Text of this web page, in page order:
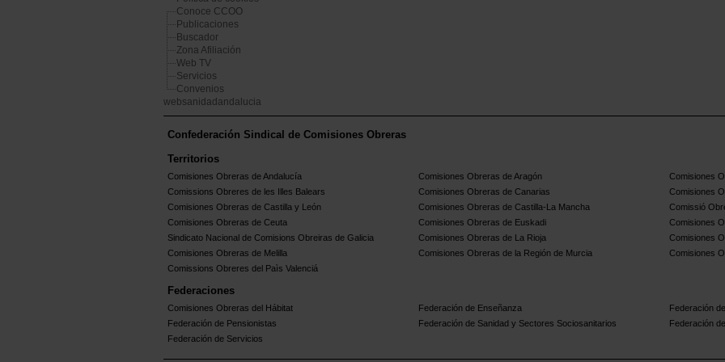
Conoce CCOO
Publicaciones
Buscador
Zona Afiliación
Web TV
Servicios
Convenios
websanidadandalucia
Confederación Sindical de Comisiones Obreras
Territorios
Comisiones Obreras de Andalucía Comisiones Obreras de Aragón
Comisiones
Comissions Obreres de les Illes Balears
Comisiones Obreras de Canarias
Comisiones
Comisiones Obreras de Castilla y León
Comisiones Obreras de Castilla-La Mancha
Comissió
Comisiones Obreras de Ceuta
Comisiones Obreras de Euskadi
Comisiones
Sindicato Nacional de Comisions Obreiras de Galicia
Comisiones Obreras de La Rioja
Comisiones
Comisiones Obreras de Melilla
Comisiones Obreras de la Región de Murcia
Comisiones
Comissions Obreres del Paìs Valenciá
Federaciones
Comisiones Obreras del Hábitat Federación de Enseñanza
Federación
Federación de Pensionistas
Federación de Sanidad y Sectores Sociosanitarios
Federación
Federación de Servicios